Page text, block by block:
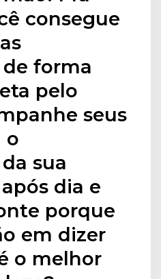
consegue
forma
pelo
seus
o
sua
dia e
porque
em dizer
o melhor